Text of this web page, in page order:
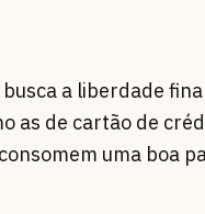
a liberdade
as de cartão de
uma boa